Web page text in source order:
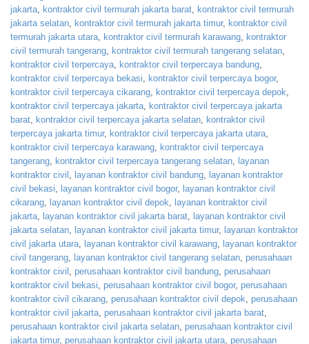
jakarta, kontraktor civil termurah jakarta barat, kontraktor civil termurah
jakarta selatan, kontraktor civil termurah jakarta timur, kontraktor civil
termurah jakarta utara, kontraktor civil termurah karawang, kontraktor
civil termurah tangerang, kontraktor civil termurah tangerang selatan,
kontraktor civil terpercaya, kontraktor civil terpercaya bandung,
kontraktor civil terpercaya bekasi, kontraktor civil terpercaya bogor,
kontraktor civil terpercaya cikarang, kontraktor civil terpercaya depok,
kontraktor civil terpercaya jakarta, kontraktor civil terpercaya jakarta
barat, kontraktor civil terpercaya jakarta selatan, kontraktor civil
terpercaya jakarta timur, kontraktor civil terpercaya jakarta utara,
kontraktor civil terpercaya karawang, kontraktor civil terpercaya
tangerang, kontraktor civil terpercaya tangerang selatan, layanan
kontraktor civil , layanan kontraktor civil bandung, layanan kontraktor
civil bekasi, layanan kontraktor civil bogor, layanan kontraktor civil
cikarang, layanan kontraktor civil depok, layanan kontraktor civil
jakarta, layanan kontraktor civil jakarta barat, layanan kontraktor civil
jakarta selatan, layanan kontraktor civil jakarta timur, layanan kontraktor
civil jakarta utara, layanan kontraktor civil karawang, layanan kontraktor
civil tangerang, layanan kontraktor civil tangerang selatan, perusahaan
kontraktor civil , perusahaan kontraktor civil bandung, perusahaan
kontraktor civil bekasi, perusahaan kontraktor civil bogor, perusahaan
kontraktor civil cikarang, perusahaan kontraktor civil depok, perusahaan
kontraktor civil jakarta, perusahaan kontraktor civil jakarta barat,
perusahaan kontraktor civil jakarta selatan, perusahaan kontraktor civil
jakarta timur, perusahaan kontraktor civil jakarta utara, perusahaan